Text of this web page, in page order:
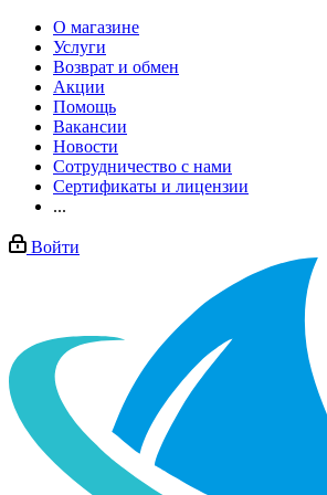
О магазине
Услуги
Возврат и обмен
Акции
Помощь
Вакансии
Новости
Сотрудничество с нами
Сертификаты и лицензии
...
Войти